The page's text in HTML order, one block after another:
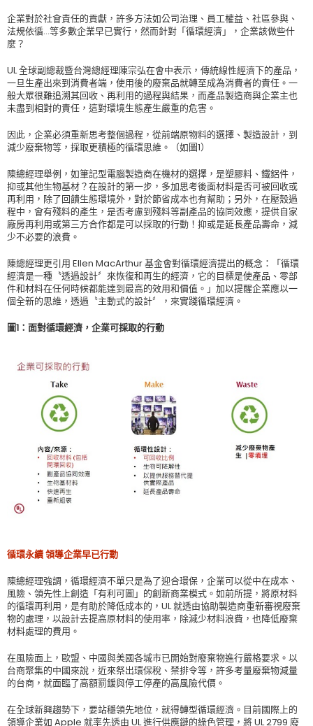
企業對於社會責任的貢獻，許多方法如公司治理、員工權益、社區參與、
法規依循…等多數企業早已實行，然而針對「循環經濟」，企業該做些什
麼？
UL 全球副總裁暨台灣總經理陳宗弘在會中表示，傳統線性經濟下的產品，
一旦生產出來到消費者端，使用後的廢棄品就轉至成為消費者的責任。一
般大眾很難追溯其回收、再利用的過程與結果，而產品製造商與企業主也
未盡到相對的責任，這對環境生態產生嚴重的危害。
因此，企業必須重新思考整個過程，從前端原物料的選擇、製造設計，到
減少廢棄物等，採取更積極的循環思維。（如圖1）
陳總經理舉例，如筆記型電腦製造商在機材的選擇，是塑膠料、鐵鋁件，
抑或其他生物基材？在設計的第一步，多加思考後面材料是否可被回收或
再利用，除了回饋生態環境外，對於節省成本也有幫助；另外，在壓殼過
程中，會有殘料的產生，是否考慮到殘料等副產品的協同效應，提供自家
廠房再利用或第三方合作都是可以採取的行動！抑或是延長產品壽命，減
少不必要的浪費。
陳總經理更引用 Ellen MacArthur 基金會對循環經濟提出的概念：「循環
經濟是一種〝透過設計〞來恢復和再生的經濟，它的目標是使產品、零部
件和材料在任何時候都能達到最高的效用和價值。」加以提醒企業應以一
個全新的思維，透過〝主動式的設計〞，來實踐循環經濟。
圖1：面對循環經濟，企業可採取的行動
循環永續領導企業早已行動
陳總經理強調，循環經濟不單只是為了迎合環保，企業可以從中在成本、
風險、領先性上創造「有利可圖」的創新商業模式。如前所提，將原材料
的循環再利用，是有助於降低成本的，UL 就透由協助製造商重新審視廢棄
物的處理，以設計去提高原材料的使用率，除減少材料浪費，也降低廢棄
材料處理的費用。
在風險面上，歐盟、中國與美國各城市已開始對廢棄物進行嚴格要求。以
台商聚集的中國來說，近來祭出環保稅、禁排令等，許多考量廢棄物減量
的台商，就面臨了高額罰鍰與停工停產的高風險代價。
在全球新興趨勢下，要站穩領先地位，就得轉型循環經濟。目前國際上的
領導企業如 Apple 就率先透由 UL 進行供應鏈的綠色管理，將 UL 2799 廢